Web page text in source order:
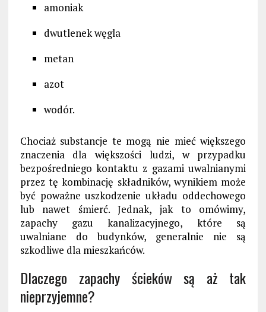
amoniak
dwutlenek węgla
metan
azot
wodór.
Chociaż substancje te mogą nie mieć większego
znaczenia dla większości ludzi, w przypadku
bezpośredniego kontaktu z gazami uwalnianymi
przez tę kombinację składników, wynikiem może
być poważne uszkodzenie układu oddechowego
lub nawet śmierć. Jednak, jak to omówimy,
zapachy gazu kanalizacyjnego, które są
uwalniane do budynków, generalnie nie są
szkodliwe dla mieszkańców.
Dlaczego zapachy ścieków są aż tak
nieprzyjemne?